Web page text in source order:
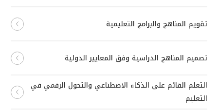
تقويم المناهج والبرامج التعليمية
تصميم المناهج الدراسية وفق المعايير الدولية
التعلم القائم على الذكاء الاصطناعي والتحول الرقمي في
التعليم